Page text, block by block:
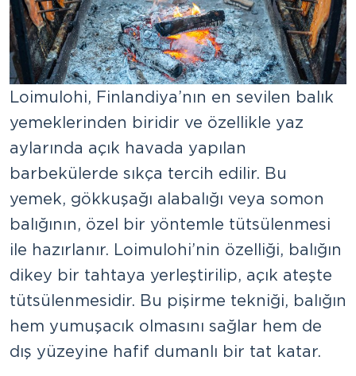
Loimulohi, Finlandiya’nın en sevilen balık
yemeklerinden biridir ve özellikle yaz
aylarında açık havada yapılan
barbekülerde sıkça tercih edilir. Bu
yemek, gökkuşağı alabalığı veya somon
balığının, özel bir yöntemle tütsülenmesi
ile hazırlanır. Loimulohi’nin özelliği, balığın
dikey bir tahtaya yerleştirilip, açık ateşte
tütsülenmesidir. Bu pişirme tekniği, balığın
hem yumuşacık olmasını sağlar hem de
dış yüzeyine hafif dumanlı bir tat katar.